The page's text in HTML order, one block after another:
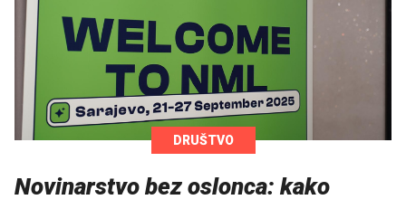
DRUŠTVO
Novinarstvo bez oslonca: kako